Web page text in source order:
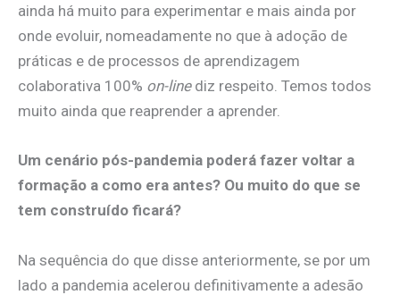
ainda há muito para experimentar e mais ainda por
onde evoluir, nomeadamente no que à adoção de
práticas e de processos de aprendizagem
colaborativa 100% on-linediz respeito. Temos todos
muito ainda que reaprender a aprender.
Um cenário pós-pandemia poderá fazer voltar a
formação a como era antes? Ou muito do que se
tem construído ficará?
Na sequência do que disse anteriormente, se por um
lado a pandemia acelerou definitivamente a adesão